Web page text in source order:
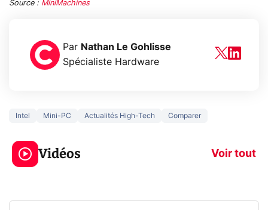
Source : MiniMachines
Par Nathan Le Gohlisse
Spécialiste Hardware
Intel Mini-PC Actualités High-Tech Comparer
Vidéos Voir tout
3 écrans en 1 pour
319€ ? Voici L'AOC
CQ32G4ZA !
5
prochaine